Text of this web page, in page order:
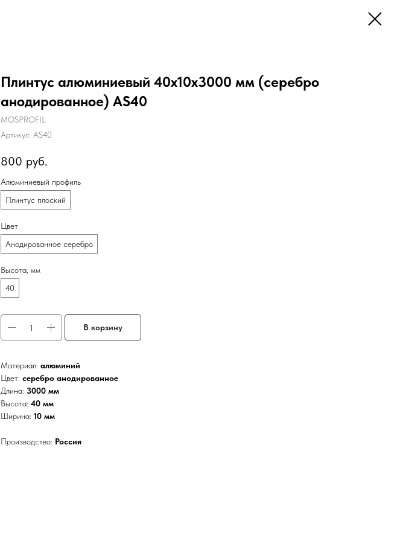
Плинтус алюминиевый 40х10х3000 мм (серебро
анодированное) AS40
MOSPROFIL
Артикул: AS40
800 руб.
Алюминиевый профиль
Плинтус плоский
Цвет
Анодированное серебро
Высота, мм
40
В корзину
Материал: алюминий
Цвет: серебро анодированное
Длина: 3000 мм
Высота: 40 мм
Ширина: 10 мм
Производство: Россия